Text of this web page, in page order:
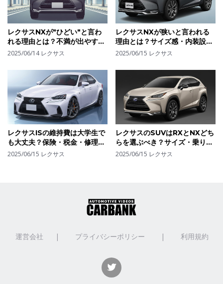
レクサスNXが"ひどい"と言わ
れる理由とは？不満が出やすい
ポイントとそれでも選ばれる理
2025/06/14 レクサス
レクサスNXが狭いと言われる
理由とは？サイズ感・内装設計
の違いと改善ポイント
2025/06/15 レクサス
レクサスISの維持費は大学生で
も大丈夫？保険・税金・修理代
から"リアルな支出"を算出して
2025/06/15 レクサス
レクサスのSUVはRXとNXどち
らを選ぶべき？サイズ・乗り心
地・価格で見る選び方の決定版
2025/06/15 レクサス
運営会社 | プライバシーポリシー | 利用規約